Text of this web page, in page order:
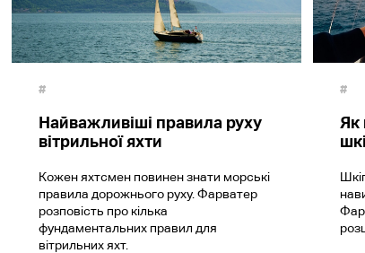
#
Найважливіші правила руху
вітрильної яхти
Кожен яхтсмен повинен знати морські
правила дорожнього руху. Фарватер
розповість про кілька
фундаментальних правил для
вітрильних яхт.
#
Як